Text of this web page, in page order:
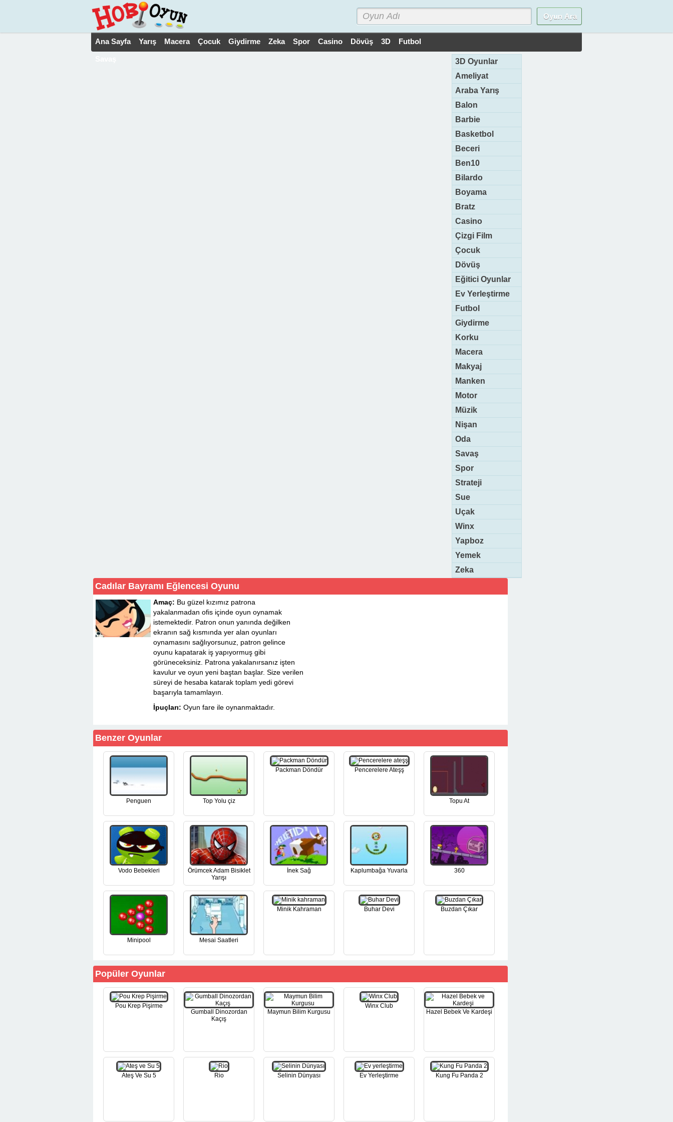
Ana Sayfa Yarış Macera Çocuk Giydirme Zeka Spor Casino Dövüş 3D Futbol
3D Oyunlar
Ameliyat
Araba Yarış
Balon
Barbie
Basketbol
Beceri
Ben10
Bilardo
Boyama
Bratz
Casino
Çizgi Film
Çocuk
Dövüş
Eğitici Oyunlar
Ev Yerleştirme
Futbol
Giydirme
Korku
Macera
Makyaj
Manken
Motor
Müzik
Nişan
Oda
Savaş
Spor
Strateji
Sue
Uçak
Winx
Yapboz
Yemek
Zeka
Cadılar Bayramı Eğlencesi Oyunu
Amaç: Bu güzel kızımız patrona
yakalanmadan ofis içinde oyun oynamak
istemektedir. Patron onun yanında değilken
ekranın sağ kısmında yer alan oyunları
oynamasını sağlıyorsunuz, patron gelince
oyunu kapatarak iş yapıyormuş gibi
görüneceksiniz. Patrona yakalanırsanız işten
kavulur ve oyun yeni baştan başlar. Size verilen
süreyi de hesaba katarak toplam yedi görevi
başarıyla tamamlayın.
İpuçları: Oyun fare ile oynanmaktadır.
Benzer Oyunlar
Penguen Top Yolu çiz
Packman Döndür Pencerelere Ateşş
Topu At
Vodo Bebekleri
Örümcek Adam Bisiklet
Yarışı
İnek Sağ Kaplumbağa Yuvarla 360
Minipool Mesai Saatleri
Minik Kahraman Buhar Devi Buzdan Çıkar
Popüler Oyunlar
Pou Krep Pişirme
Gumball Dinozordan
Kaçış
Maymun Bilim Kurgusu
Winx Club
Hazel Bebek Ve Kardeşi
Ateş Ve Su 5 Rio Selinin Dünyası Ev Yerleştirme Kung Fu Panda 2